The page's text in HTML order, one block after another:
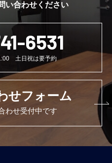
い合わせください
6531
土日祝は要予約
せフォーム
わせ受付中です